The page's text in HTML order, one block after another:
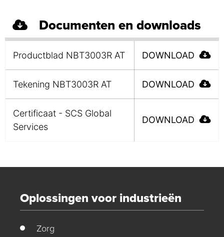
Documenten en downloads
Productblad NBT3003R AT DOWNLOAD
Tekening NBT3003R AT DOWNLOAD
Certificaat - SCS Global
Services
DOWNLOAD
Oplossingen voor industrieën
Zorg